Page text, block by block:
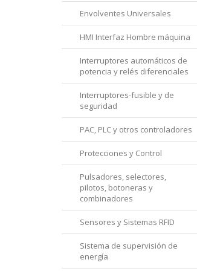
Envolventes Universales
HMI Interfaz Hombre máquina
Interruptores automáticos de
potencia y relés diferenciales
Interruptores-fusible y de
seguridad
PAC, PLC y otros controladores
Protecciones y Control
Pulsadores, selectores,
pilotos, botoneras y
combinadores
Sensores y Sistemas RFID
Sistema de supervisión de
energía